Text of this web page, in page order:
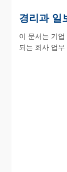
경리과 일
이 문서는 기
되는 회사 업무